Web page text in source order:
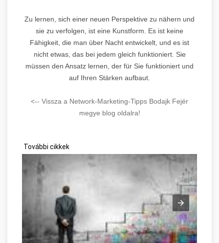
Zu lernen, sich einer neuen Perspektive zu nähern und
sie zu verfolgen, ist eine Kunstform. Es ist keine
Fähigkeit, die man über Nacht entwickelt, und es ist
nicht etwas, das bei jedem gleich funktioniert. Sie
müssen den Ansatz lernen, der für Sie funktioniert und
auf Ihren Stärken aufbaut.
<-- Vissza a Network-Marketing-Tipps Bodajk Fejér
megye blog oldalra!
További cikkek